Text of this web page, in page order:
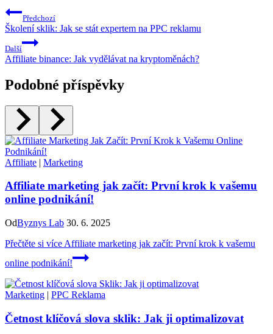
Předchozí
Školení sklik: Jak se stát expertem na PPC reklamu
Další
Affiliate binance: Jak vydělávat na kryptoměnách?
Podobné příspěvky
Affiliate | Marketing
Affiliate marketing jak začít: První krok k vašemu
online podnikání!
OdByznys Lab 30. 6. 2025
Přečtěte si více Affiliate marketing jak začít: První krok k vašemu
online podnikání!
Marketing | PPC Reklama
Četnost klíčová slova sklik: Jak ji optimalizovat